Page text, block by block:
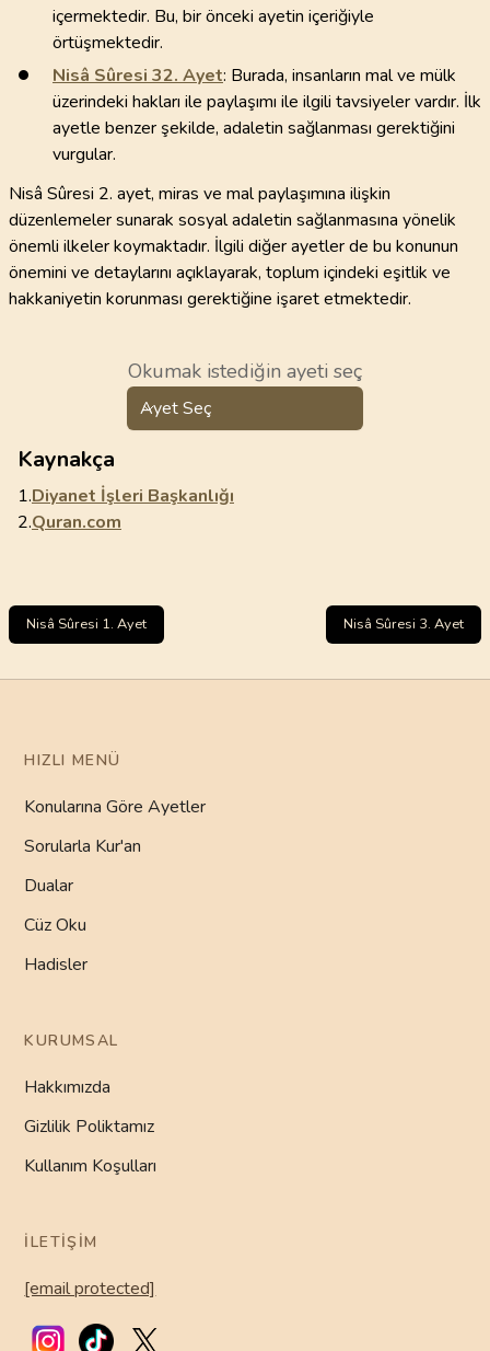
içermektedir. Bu, bir önceki ayetin içeriğiyle
örtüşmektedir.
Nisâ Sûresi 32. Ayet: Burada, insanların mal ve mülk
üzerindeki hakları ile paylaşımı ile ilgili tavsiyeler vardır. İlk
ayetle benzer şekilde, adaletin sağlanması gerektiğini
vurgular.
Nisâ Sûresi 2. ayet, miras ve mal paylaşımına ilişkin
düzenlemeler sunarak sosyal adaletin sağlanmasına yönelik
önemli ilkeler koymaktadır. İlgili diğer ayetler de bu konunun
önemini ve detaylarını açıklayarak, toplum içindeki eşitlik ve
hakkaniyetin korunması gerektiğine işaret etmektedir.
Okumak istediğin ayeti seç
Ayet Seç
Kaynakça
1.Diyanet İşleri Başkanlığı
2.Quran.com
Nisâ Sûresi 1. Ayet Nisâ Sûresi 3. Ayet
HIZLI MENÜ
Konularına Göre Ayetler
Sorularla Kur'an
Dualar
Cüz Oku
Hadisler
KURUMSAL
Hakkımızda
Gizlilik Poliktamız
Kullanım Koşulları
İLETIŞIM
[email protected]